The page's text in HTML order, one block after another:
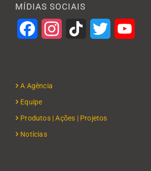
MÍDIAS SOCIAIS
FacebookInstagramTikTok Twitter
A Agência
Equipe
Produtos | Ações | Projetos
Notícias